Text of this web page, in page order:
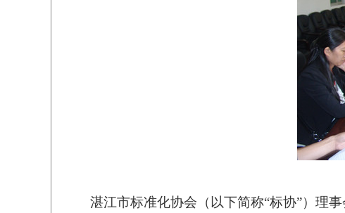
湛江市标准化协会（以下简称“标协”）理